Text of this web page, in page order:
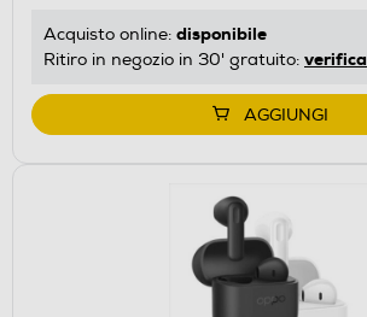
Acquisto online: disponibile
Ritiro in negozio in 30' gratuito: verifica
AGGIUNGI